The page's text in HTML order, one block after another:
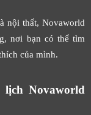
nội thất, Novaworld
nơi bạn có thể tìm
của mình.
Novaworld